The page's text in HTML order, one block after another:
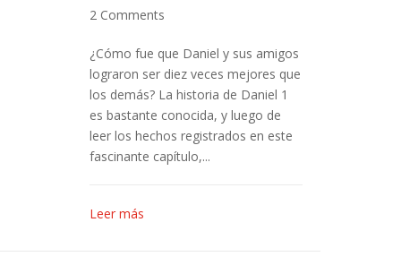
2 Comments
¿Cómo fue que Daniel y sus amigos
lograron ser diez veces mejores que
los demás? La historia de Daniel 1
es bastante conocida, y luego de
leer los hechos registrados en este
fascinante capítulo,...
Leer más